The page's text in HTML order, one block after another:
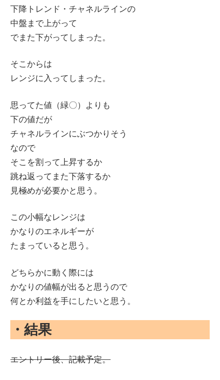
下降トレンド・チャネルラインの
中盤まで上がって
でまた下がってしまった。
そこからは
レンジに入ってしまった。
思ってた値（緑〇）よりも
下の値だが
チャネルラインにぶつかりそう
なので
そこを割って上昇するか
跳ね返ってまた下落するか
見極めが必要かと思う。
この小幅なレンジは
かなりのエネルギーが
たまっていると思う。
どちらかに動く際には
かなりの値幅が出ると思うので
何とか利益を手にしたいと思う。
・結果
エントリー後、記載予定。